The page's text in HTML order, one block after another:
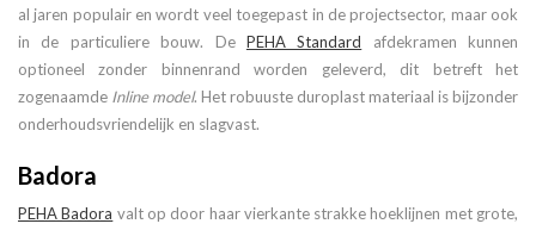
al jaren populair en wordt veel toegepast in de projectsector, maar ook
in de particuliere bouw. De PEHA Standard afdekramen kunnen
optioneel zonder binnenrand worden geleverd, dit betreft het
zogenaamde Inline model. Het robuuste duroplast materiaal is bijzonder
onderhoudsvriendelijk en slagvast.
Badora
PEHA Badora valt op door haar vierkante strakke hoeklijnen met grote,